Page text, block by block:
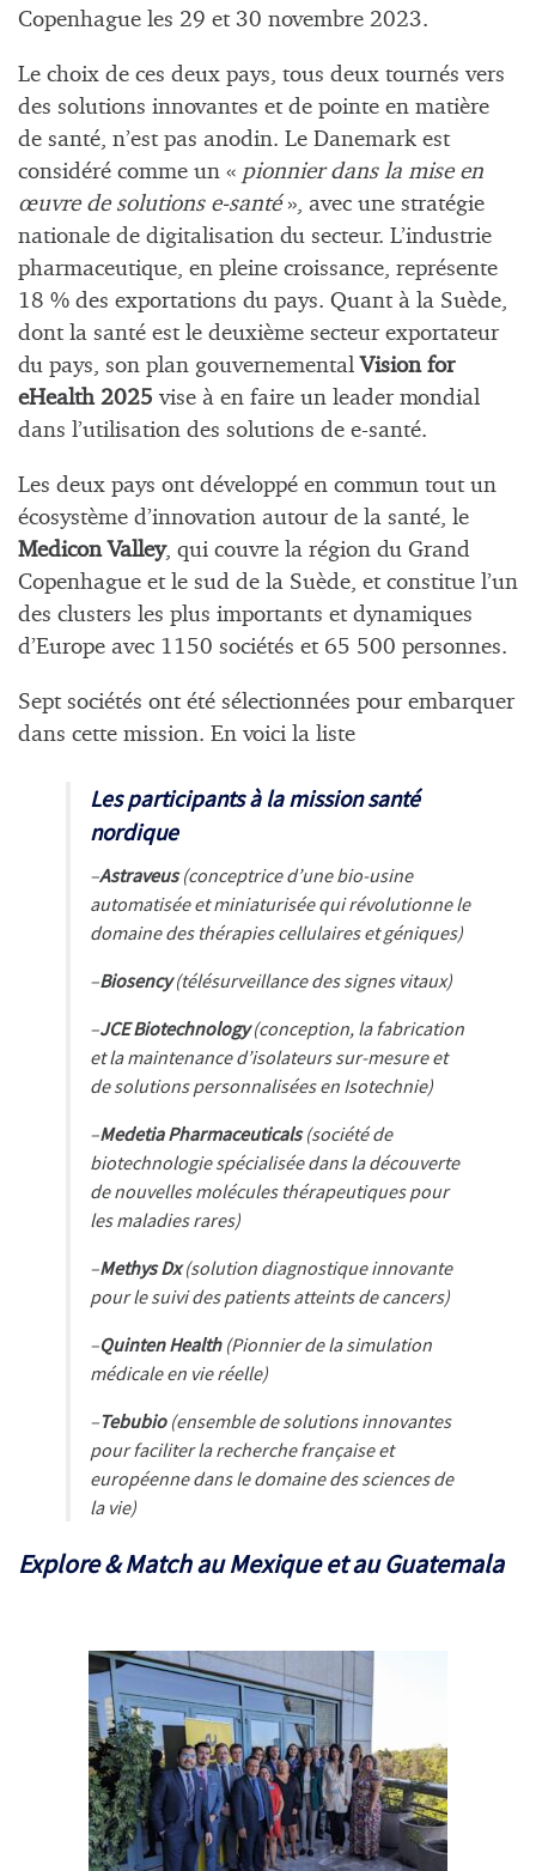
Copenhague les 29 et 30 novembre 2023.
Le choix de ces deux pays, tous deux tournés vers
des solutions innovantes et de pointe en matière
de santé, n’est pas anodin. Le Danemark est
considéré comme un « pionnier dans la mise en
œuvre de solutions e-santé», avec une stratégie
nationale de digitalisation du secteur. L’industrie
pharmaceutique, en pleine croissance, représente
18 % des exportations du pays. Quant à la Suède,
dont la santé est le deuxième secteur exportateur
du pays, son plan gouvernementalVision for
eHealth 2025 vise à en faire un leader mondial
dans l’utilisation des solutions de e-santé.
Les deux pays ont développé en commun tout un
écosystème d’innovation autour de la santé, le
Medicon Valley, qui couvre la région du Grand
Copenhague et le sud de la Suède, et constitue l’un
des clusters les plus importants et dynamiques
d’Europe avec 1150 sociétés et 65 500 personnes.
Sept sociétés ont été sélectionnées pour embarquer
dans cette mission. En voici la liste
Les participants à la mission santé
nordique
–Astraveus(conceptrice d’une bio-usine
automatisée et miniaturisée qui révolutionne le
domaine des thérapies cellulaires et géniques)
–Biosency(télésurveillance des signes vitaux)
–JCE Biotechnology(conception, la fabrication
et la maintenance d’isolateurs sur-mesure et
de solutions personnalisées en Isotechnie)
–Medetia Pharmaceuticals(société de
biotechnologie spécialisée dans la découverte
de nouvelles molécules thérapeutiques pour
les maladies rares)
–Methys Dx(solution diagnostique innovante
pour le suivi des patients atteints de cancers)
–Quinten Health(Pionnier de la simulation
médicale en vie réelle)
–Tebubio(ensemble de solutions innovantes
pour faciliter la recherche française et
européenne dans le domaine des sciences de
la vie)
Explore & Match au Mexique et au Guatemala